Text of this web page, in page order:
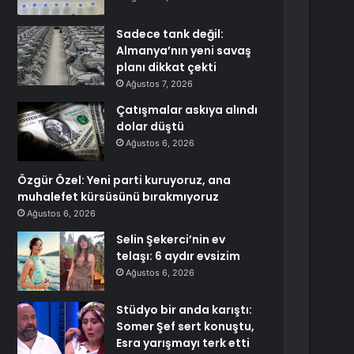
Sadece tank değil:
Almanya’nın yeni savaş
planı dikkat çekti
Ağustos 7, 2026
Çatışmalar askıya alındı
dolar düştü
Ağustos 6, 2026
Özgür Özel: Yeni parti kuruyoruz, ana
muhalefet kürsüsünü bırakmıyoruz
Ağustos 6, 2026
Selin Şekerci’nin ev
telaşı: 6 aydır evsizim
Ağustos 6, 2026
Stüdyo bir anda karıştı:
Somer Şef sert konuştu,
Esra yarışmayı terk etti